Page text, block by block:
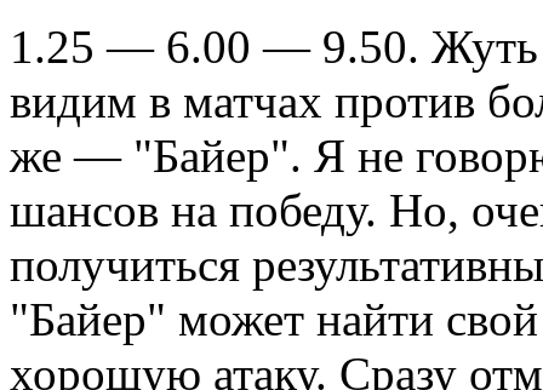
1.25 — 6.00 — 9.50.
видим в матчах против
же — "Байер". Я не
шансов на победу. Но,
получиться
"Байер" может найти
хорошую атаку. Сразу